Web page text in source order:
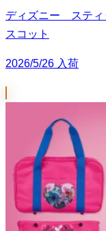
ディズニー ステ
スコット
2026/5/26 入荷